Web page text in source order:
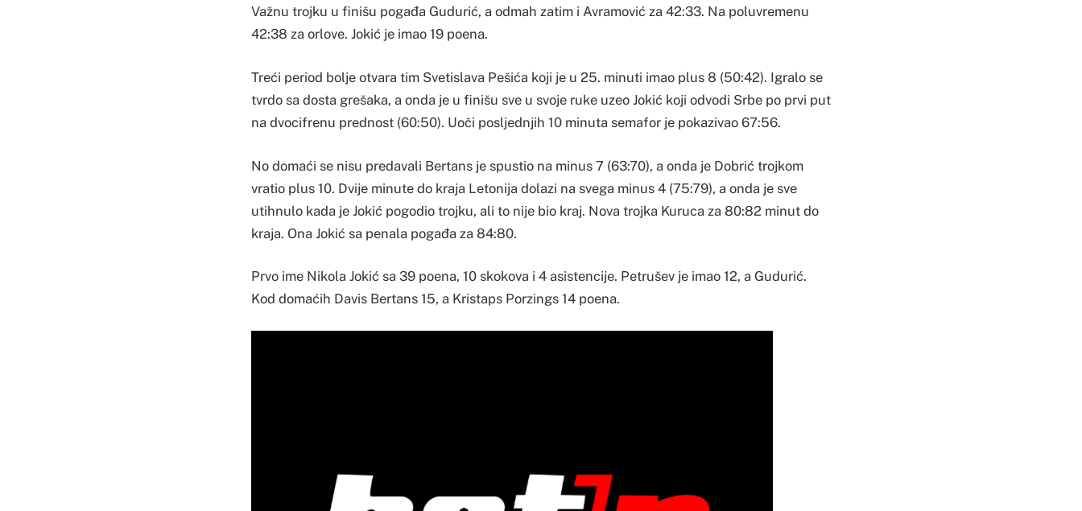
Važnu trojku u finišu pogađa Gudurić, a odmah zatim i Avramović za 42:33. Na poluvremenu
42:38 za orlove. Jokić je imao 19 poena.
Treći period bolje otvara tim Svetislava Pešića koji je u 25. minuti imao plus 8 (50:42). Igralo se
tvrdo sa dosta grešaka, a onda je u finišu sve u svoje ruke uzeo Jokić koji odvodi Srbe po prvi put
na dvocifrenu prednost (60:50). Uoči posljednjih 10 minuta semafor je pokazivao 67:56.
No domaći se nisu predavali Bertans je spustio na minus 7 (63:70), a onda je Dobrić trojkom
vratio plus 10. Dvije minute do kraja Letonija dolazi na svega minus 4 (75:79), a onda je sve
utihnulo kada je Jokić pogodio trojku, ali to nije bio kraj. Nova trojka Kuruca za 80:82 minut do
kraja. Ona Jokić sa penala pogađa za 84:80.
Prvo ime Nikola Jokić sa 39 poena, 10 skokova i 4 asistencije. Petrušev je imao 12, a Gudurić.
Kod domaćih Davis Bertans 15, a Kristaps Porzings 14 poena.